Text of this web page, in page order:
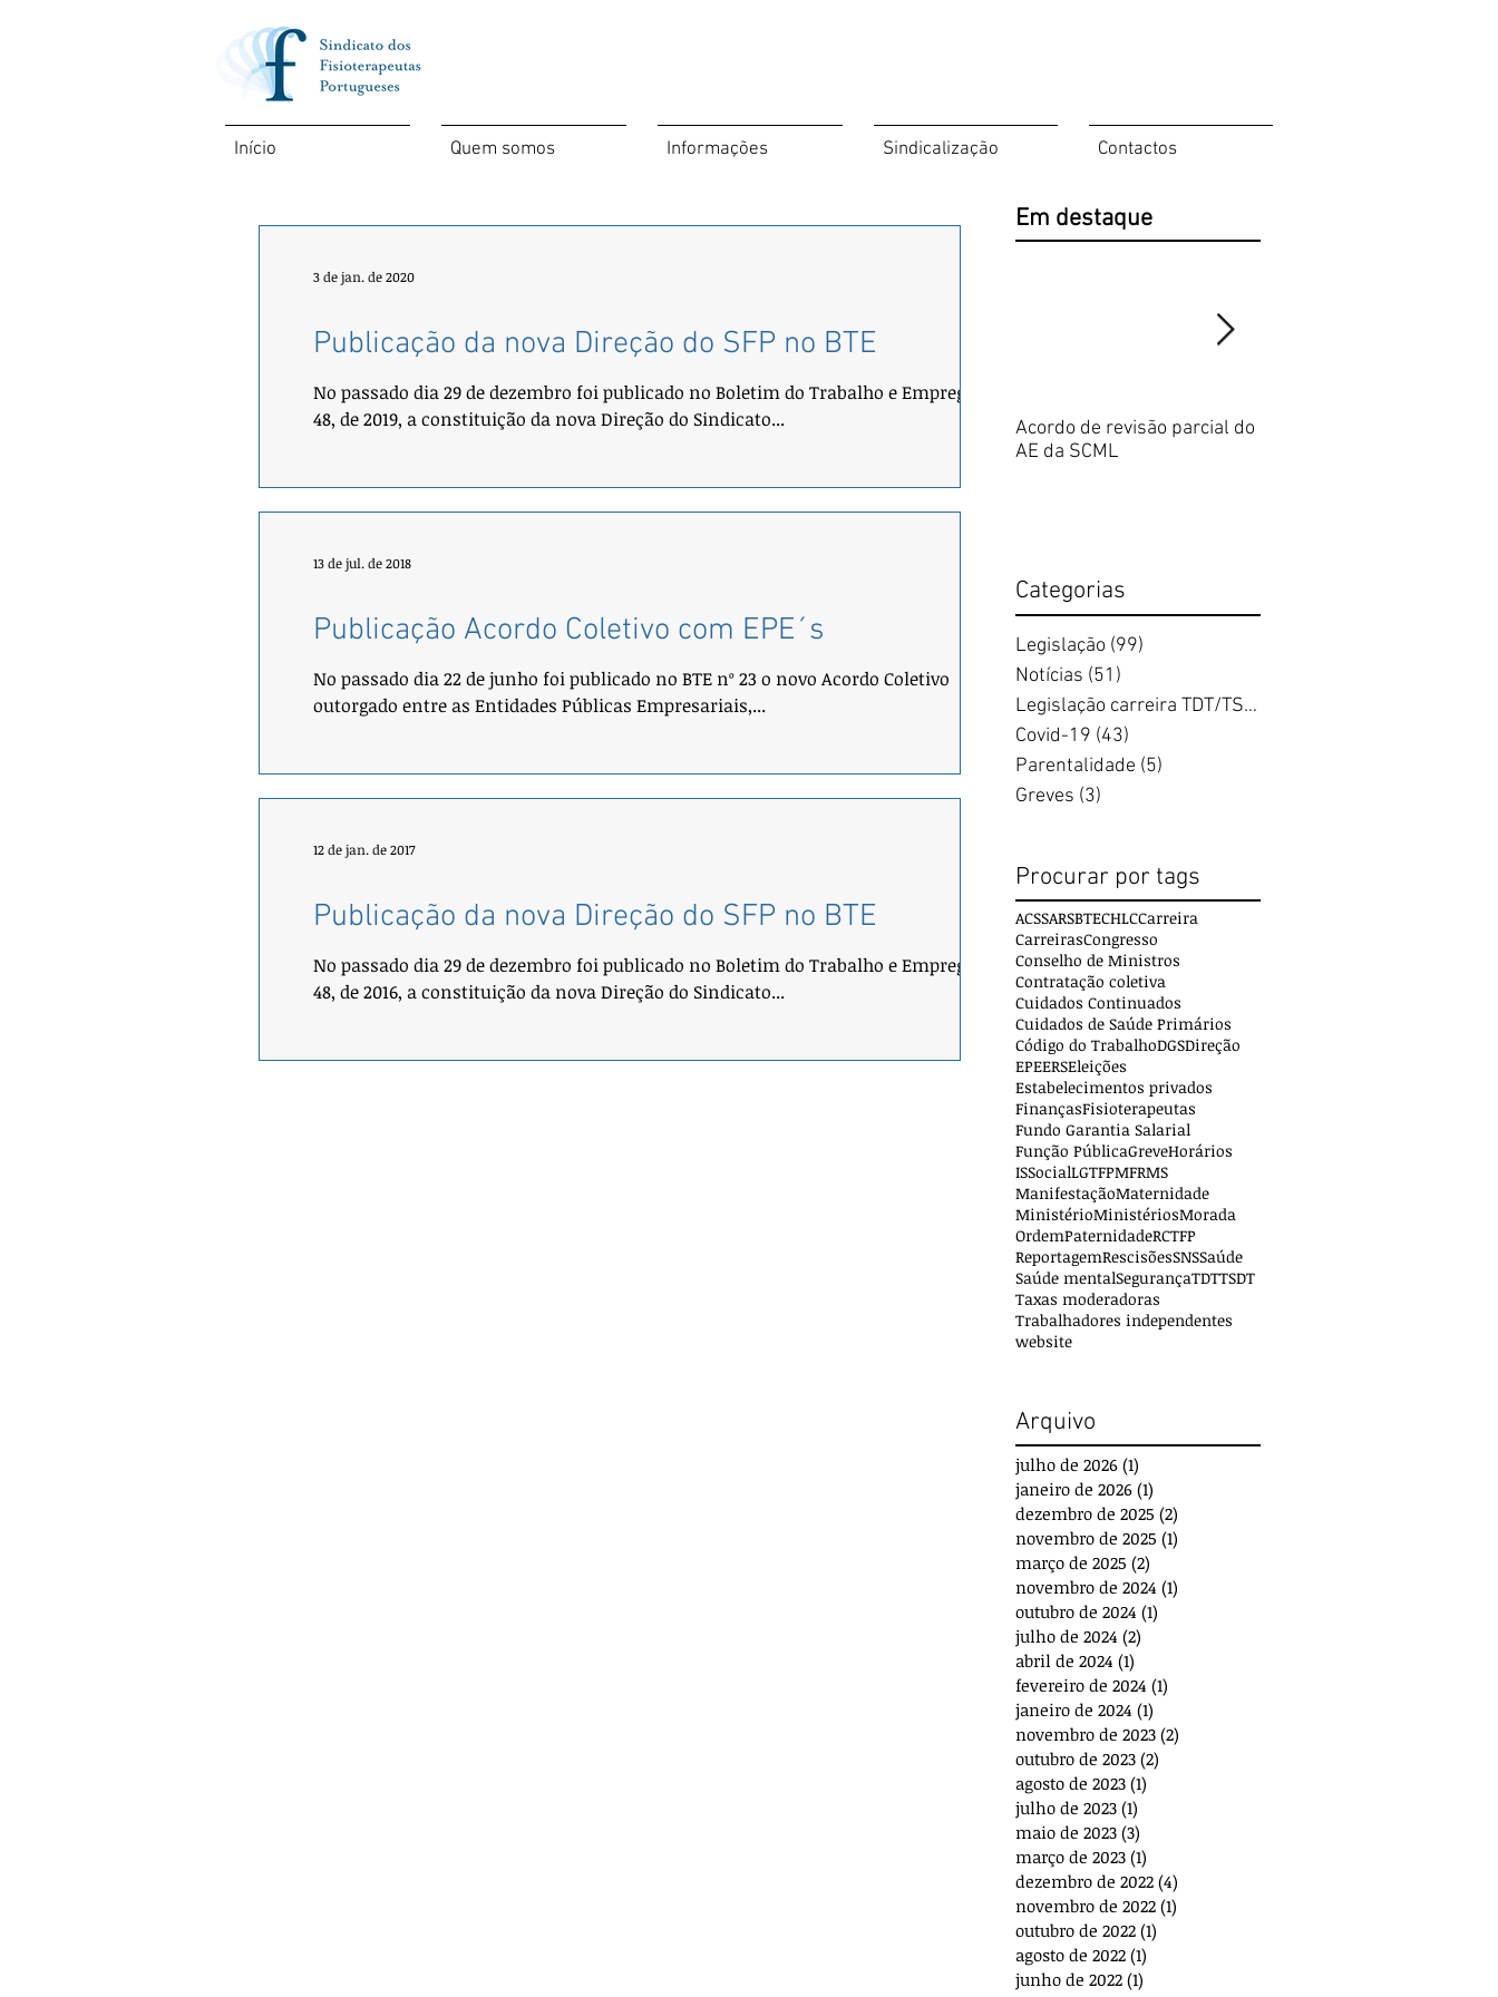
Início Quem somos Informações Sindicalização Contactos
Publicação da nova Direção do SFP no BTE
No passado dia 29 de dezembro foi publicado no Boletim do Trabalho e Emprego, nº
48, de 2019, a constituição da nova Direção do Sindicato...
3 de jan. de 2020
Publicação Acordo Coletivo com EPE´s
No passado dia 22 de junho foi publicado no BTE nº 23 o novo Acordo Coletivo
outorgado entre as Entidades Públicas Empresariais,...
13 de jul. de 2018
Publicação da nova Direção do SFP no BTE
No passado dia 29 de dezembro foi publicado no Boletim do Trabalho e Emprego, nº
48, de 2016, a constituição da nova Direção do Sindicato...
12 de jan. de 2017
Em destaque
Acordo de revisão parcial do
AE da SCML
Categorias
Legislação (99)
Notícias (51)
Legislação carreira TDT/TSDT
Covid-19 (43)
Parentalidade (5)
Greves (3)
Procurar por tags
ACSSARSBTECHLCCarreira
CarreirasCongresso
Conselho de Ministros
Contratação coletiva
Cuidados Continuados
Cuidados de Saúde Primários
Código do TrabalhoDGSDireção
EPEERSEleições
Estabelecimentos privados
FinançasFisioterapeutas
Fundo Garantia Salarial
Função PúblicaGreveHorários
ISSocialLGTFPMFRMS
ManifestaçãoMaternidade
MinistérioMinistériosMorada
OrdemPaternidadeRCTFP
ReportagemRescisõesSNSSaúde
Saúde mentalSegurançaTDTTSDT
Taxas moderadoras
Trabalhadores independentes
website
Arquivo
julho de 2026 (1)
janeiro de 2026 (1)
dezembro de 2025 (2)
novembro de 2025 (1)
março de 2025 (2)
novembro de 2024 (1)
outubro de 2024 (1)
julho de 2024 (2)
abril de 2024 (1)
fevereiro de 2024 (1)
janeiro de 2024 (1)
novembro de 2023 (2)
outubro de 2023 (2)
agosto de 2023 (1)
julho de 2023 (1)
maio de 2023 (3)
março de 2023 (1)
dezembro de 2022 (4)
novembro de 2022 (1)
outubro de 2022 (1)
agosto de 2022 (1)
junho de 2022 (1)